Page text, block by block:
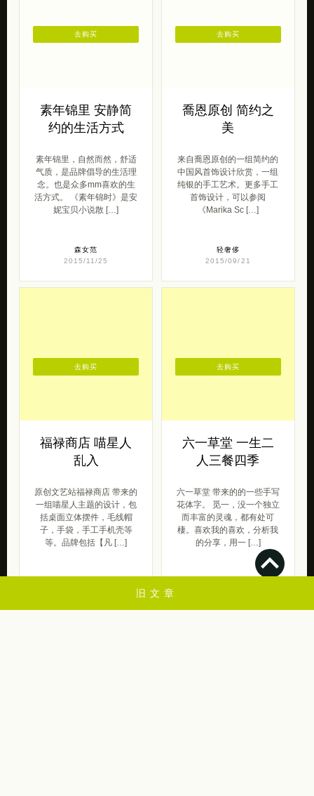
旧文章
素年锦里 安静简
约的生活方式
素年锦里，自然而然，舒适
气质，是品牌倡导的生活理
念。也是众多mm喜欢的生
活方式。 《素年锦时》是安
妮宝贝小说散 […]
森女范
2015/11/25
去购买
喬恩原创 简约之
美
来自喬恩原创的一组简约的
中国风首饰设计欣赏，一组
纯银的手工艺术。更多手工
首饰设计，可以参阅
《Marika Sc […]
轻奢侈
2015/09/21
去购买
福禄商店 喵星人
乱入
原创文艺站福禄商店 带来的
一组喵星人主题的设计，包
括桌面立体摆件，毛线帽
子，手袋，手工手机壳等
等。品牌包括【凡 […]
去购买
六一草堂 一生二
人三餐四季
六一草堂 带来的的一些手写
花体字。 觅一，没一个独立
而丰富的灵魂，都有处可
棲。喜欢我的喜欢，分析我
的分享，用一 […]
去购买